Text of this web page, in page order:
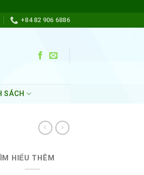
+84 82 906 6886
SÁCH
HIỂU THÊM